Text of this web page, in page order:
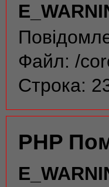
Файл: /
Строка:
PHP